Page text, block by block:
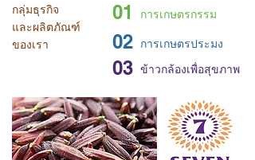
กลุ่มธุรกิจ
และผลิตภัณฑ์
ของเรา
01
02
03 ข้าวกล้องเพื่อสุขภาพ
การเกษตรกรรม
การเกษตรประมง